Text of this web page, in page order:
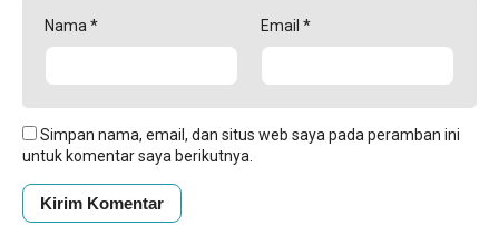
Nama * Email *
Simpan nama, email, dan situs web saya pada peramban ini
untuk komentar saya berikutnya.